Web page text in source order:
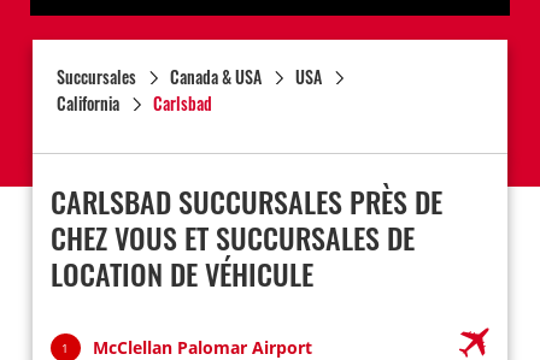
Succursales Canada & USA
USA
California
Carlsbad
CARLSBAD SUCCURSALES PRÈS DE
CHEZ VOUS ET SUCCURSALES DE
LOCATION DE VÉHICULE
1
McClellan Palomar Airport